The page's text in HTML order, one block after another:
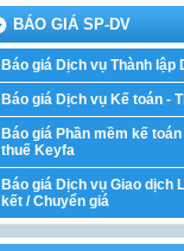
BÁO GIÁ SP-DV
Báo giá Dịch vụ Thành lập
Báo giá Dịch vụ Kế toán -
Báo giá Phần mềm kế toán
thuế Keyfa
Báo giá Dịch vụ Giao dịch
kết / Chuyển giá